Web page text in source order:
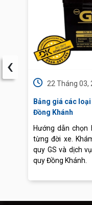
22 Tháng 03,
Bảng giá các loại
Đồng Khánh
Hướng dẫn chọn
từng đời xe.
quy GS và dịch
quy Đồng Khánh.
‹